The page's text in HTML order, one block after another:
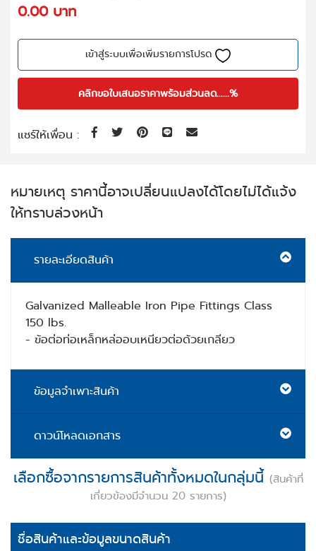
0.00 บาท
เข้าสู่ระบบเพื่อเพิ่มรายการโปรด
คลิกขอใบเสนอราคาพร้อมส่วนลด......%
แชร์ให้เพื่อน :
หมายเหตุ ราคานี้อาจเปลี่ยนแปลงได้โดยไม่ได้แจ้ง
ให้ทราบล่วงหน้า
รายละเอียดสินค้า
Galvanized Malleable Iron Pipe Fittings Class
150 lbs.
- ข้อต่อท่อเหล็กหล่ออบเหนียวต่อด้วยเกลียว
ข้อมูลจำเพาะสินค้า
ดาวน์โหลดเอกสาร
เลือกซื้อจากรายการสินค้าทั้งหมดในกลุ่มนี้ (สินค้าที่
เกี่ยวข้องมีจำนวน 20 รายการ)
ชื่อสินค้าและข้อมูลขนาดสินค้า